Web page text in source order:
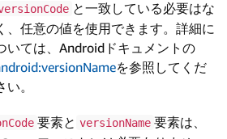
と一致している必要はな
、任意の値を使用できます。詳細に
いては、Androidドキュメントの
を参照してくだ
い。
要素と versionName 要素は、